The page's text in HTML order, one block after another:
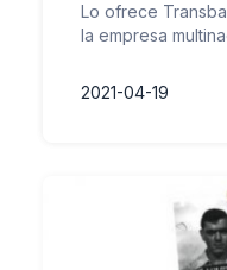
Lo ofrece
la empresa
2021-04-19